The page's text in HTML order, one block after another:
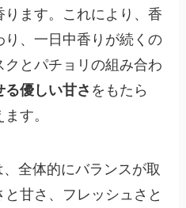
ります。これにより、香
り、一日中香りが続くの
とパチョリの組み合わ
優しい甘さ をもたら
す。
全体的にバランスが取
甘さ、フレッシュさと